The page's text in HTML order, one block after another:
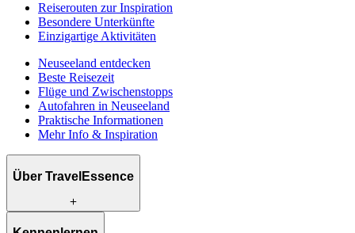
Reiserouten zur Inspiration
Besondere Unterkünfte
Einzigartige Aktivitäten
Neuseeland entdecken
Beste Reisezeit
Flüge und Zwischenstopps
Autofahren in Neuseeland
Praktische Informationen
Mehr Info & Inspiration
Über TravelEssence